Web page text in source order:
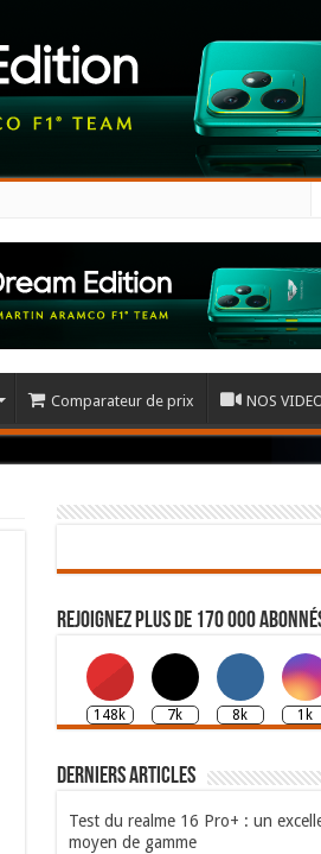
Comparateur de prix NOS
Rejoignez plus de 170 000
148k 7k 8k 1k
Derniers articles
Test du realme 16 Pro+ : un
moyen de gamme